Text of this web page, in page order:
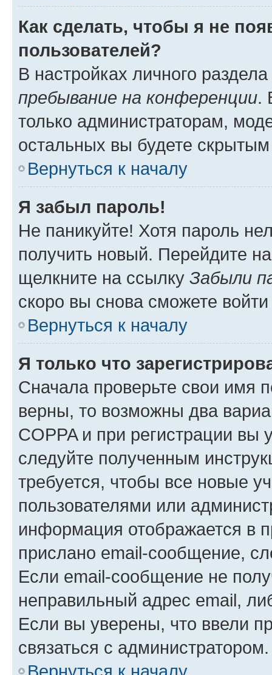
Как сделать, чтобы я не
пользователей?
В настройках личного
пребывание на конференции.
только администраторам,
остальных вы будете
Вернуться к началу
Я забыл пароль!
Не паникуйте! Хотя пароль
получить новый. Перейдите
щелкните на ссылку Забыли
скоро вы снова сможете
Вернуться к началу
Я только что
Сначала проверьте свои имя
верны, то возможны два
COPPA и при регистрации вы
следуйте полученным
требуется, чтобы все новые
пользователями или
информация отображается в
прислано email-сообщение,
Если email-сообщение не
неправильный адрес email,
Если вы уверены, что ввели
связаться с администратором.
Вернуться к началу